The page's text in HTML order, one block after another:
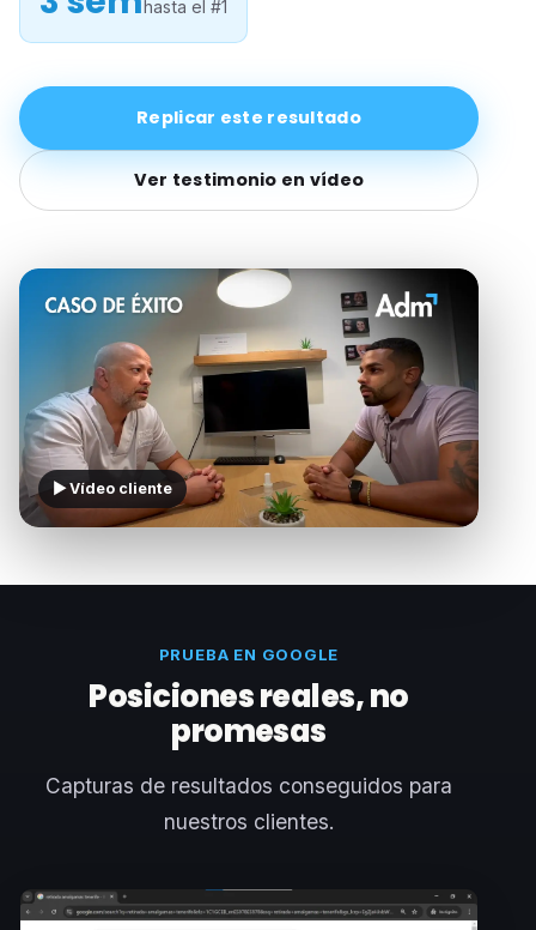
hasta el #1
Replicar este resultado
Ver testimonio en vídeo
▶ Vídeo cliente
PRUEBA EN GOOGLE
Posiciones reales, no
promesas
Capturas de resultados conseguidos para
nuestros clientes.